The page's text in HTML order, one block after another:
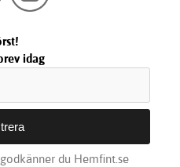
idag
du Hemfint.se